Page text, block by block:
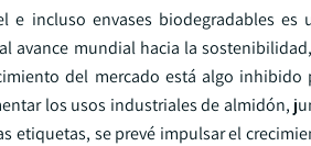
incluso envases biodegradables es
avance mundial hacia la
del mercado está algo inhibido
los usos industriales de almidón,
etiquetas, se prevé impulsar el